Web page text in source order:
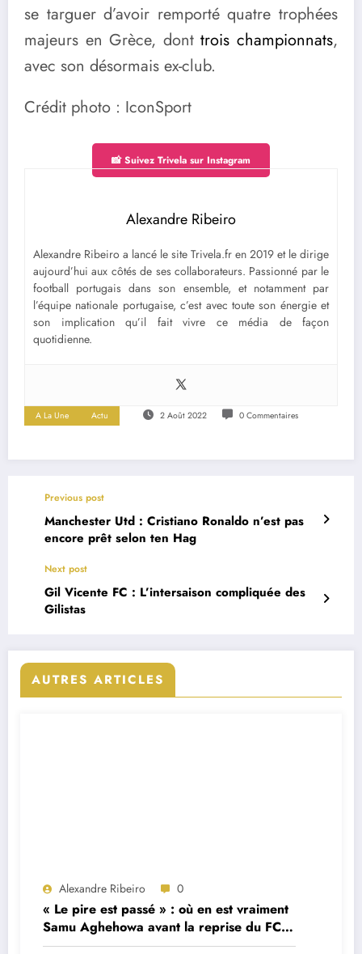
se targuer d’avoir remporté quatre trophées
majeurs en Grèce, donttrois championnats,
avec son désormais ex-club.
Crédit photo : IconSport
📸 Suivez Trivela sur Instagram
Alexandre Ribeiro
Alexandre Ribeiro a lancé le site Trivela.fr en 2019 et le dirige
aujourd’hui aux côtés de ses collaborateurs. Passionné par le
football portugais dans son ensemble, et notamment par
l’équipe nationale portugaise, c’est avec toute son énergie et
son implication qu’il fait vivre ce média de façon
quotidienne.
A La Une Actu 2 Août 2022 0 Commentaires
Previous post
Manchester Utd : Cristiano Ronaldo n’est pas
encore prêt selon ten Hag
Next post
Gil Vicente FC : L’intersaison compliquée des
Gilistas
AUTRES ARTICLES
Alexandre Ribeiro 0
« Le pire est passé » : où en est vraiment
Samu Aghehowa avant la reprise du FC
Porto ?